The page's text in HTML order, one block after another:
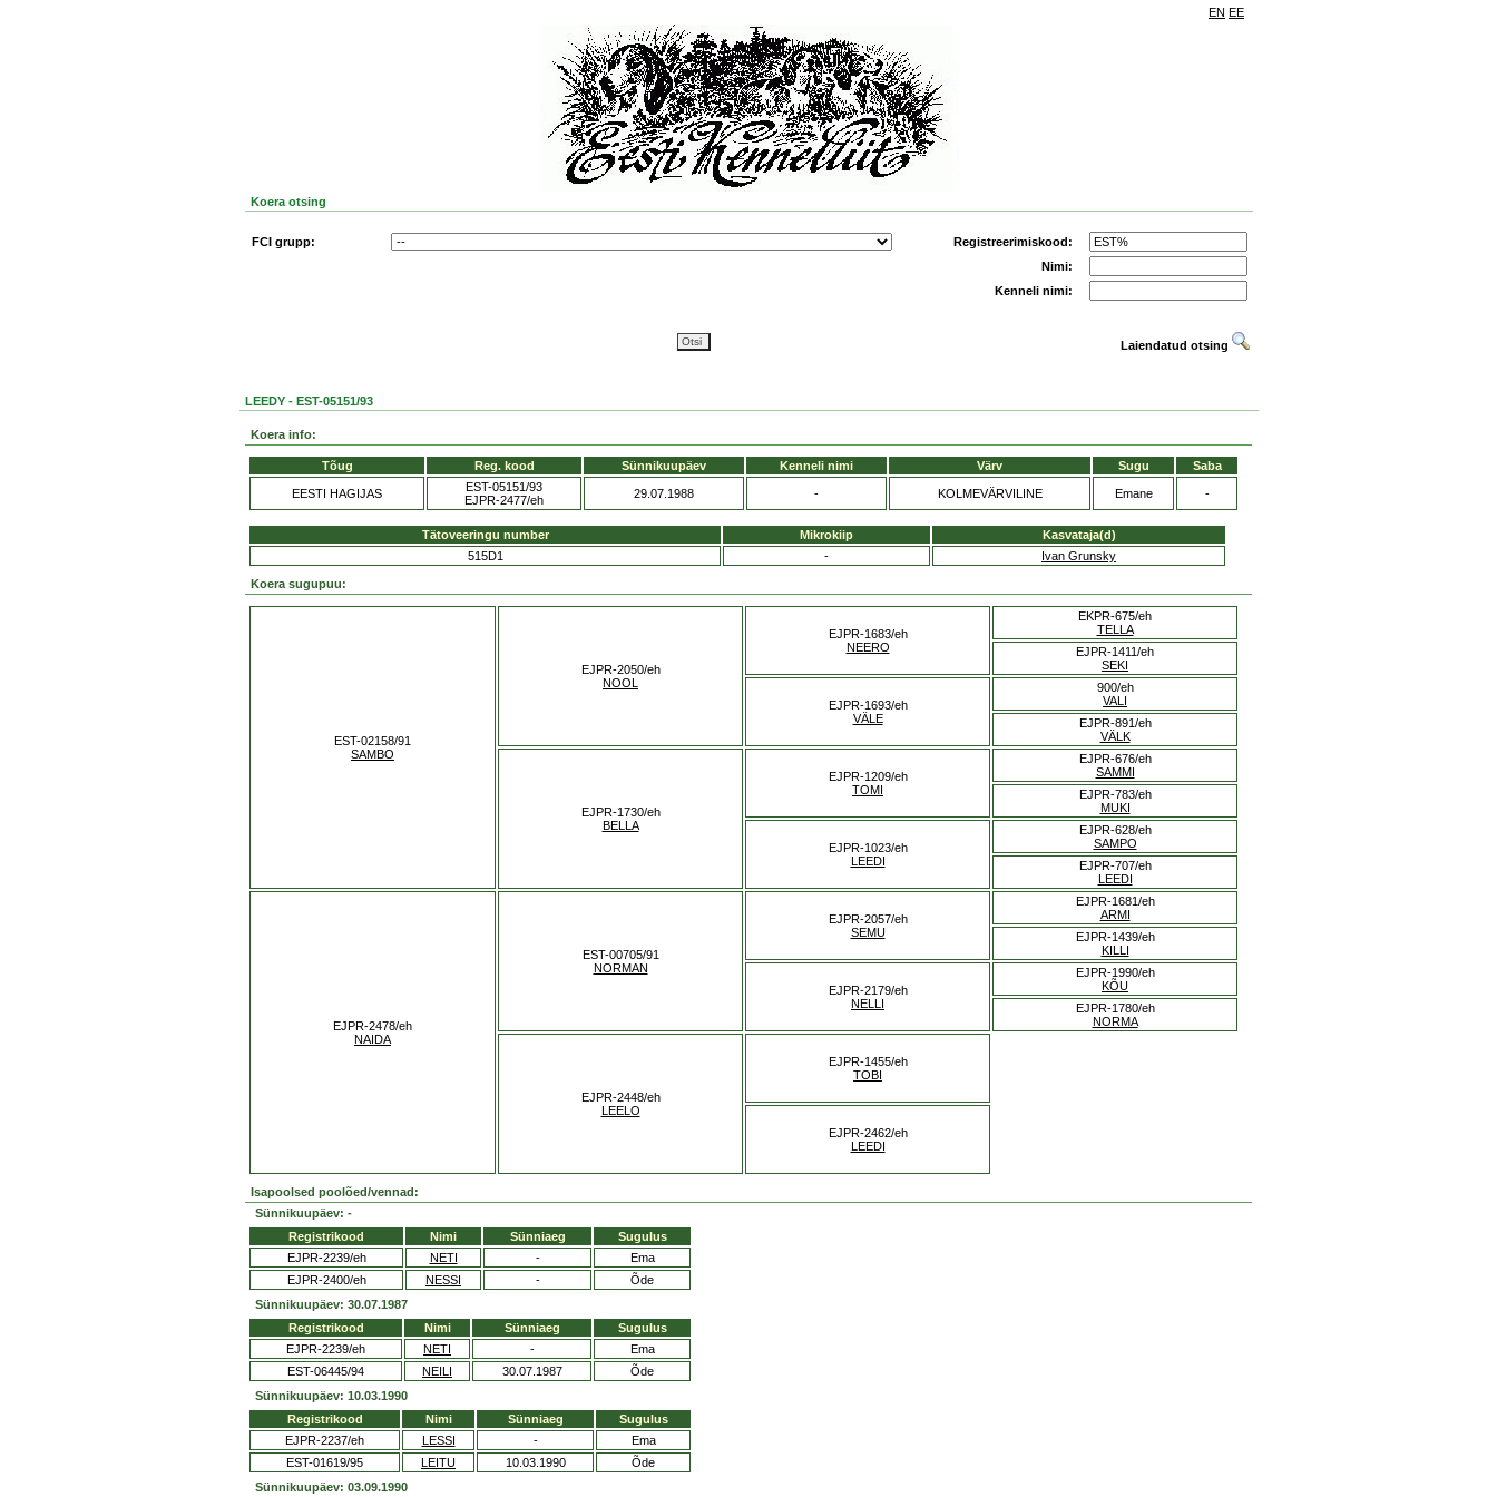
EN EE
Koera otsing
FCI grupp:
Registreerimiskood:
Nimi:
Kenneli nimi:
Laiendatud otsing
LEEDY - EST-05151/93
Koera info:
Tõug Reg. kood Sünnikuupäev Kenneli nimi Värv Sugu Saba
EESTI HAGIJAS
EST-05151/93
EJPR-2477/eh
29.07.1988 - KOLMEVÄRVILINE Emane -
Tätoveeringu number Mikrokiip
Kasvataja(d)
515D1
- Ivan Grunsky
Koera sugupuu:
EST-02158/91
SAMBO
EJPR-2050/eh
NOOL
EJPR-1683/eh
NEERO
EKPR-675/eh
TELLA
EJPR-1411/eh
SEKI
EJPR-1693/eh
VÄLE
900/eh
VALI
EJPR-891/eh
VÄLK
EJPR-1730/eh
BELLA
EJPR-1209/eh
TOMI
EJPR-676/eh
SAMMI
EJPR-783/eh
MUKI
EJPR-1023/eh
LEEDI
EJPR-628/eh
SAMPO
EJPR-707/eh
LEEDI
EJPR-2478/eh
NAIDA
EST-00705/91
NORMAN
EJPR-2057/eh
SEMU
EJPR-1681/eh
ARMI
EJPR-1439/eh
KILLI
EJPR-2179/eh
NELLI
EJPR-1990/eh
KÕU
EJPR-1780/eh
NORMA
EJPR-2448/eh
LEELO
EJPR-1455/eh
TOBI
EJPR-2462/eh
LEEDI
Isapoolsed poolõed/vennad:
Sünnikuupäev: -
Registrikood
Nimi Sünniaeg
Sugulus
EJPR-2239/eh
NETI -
Ema
EJPR-2400/eh
NESSI -
Õde
Sünnikuupäev: 30.07.1987
Registrikood
Nimi Sünniaeg
Sugulus
EJPR-2239/eh
NETI -
Ema
EST-06445/94
NEILI 30.07.1987
Õde
Sünnikuupäev: 10.03.1990
Registrikood
Nimi Sünniaeg
Sugulus
EJPR-2237/eh
LESSI -
Ema
EST-01619/95
LEITU 10.03.1990
Õde
Sünnikuupäev: 03.09.1990